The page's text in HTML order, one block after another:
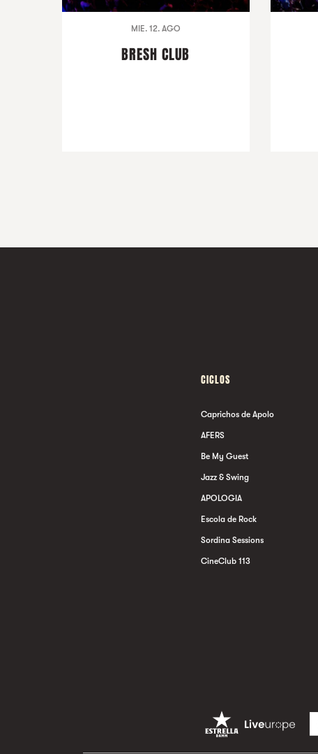
MIE. 12. AGO
BRESH CLUB
CICLOS
Caprichos de Apolo
AFERS
Be My Guest
Jazz & Swing
APOLOGIA
Escola de Rock
Sordina Sessions
CineClub 113